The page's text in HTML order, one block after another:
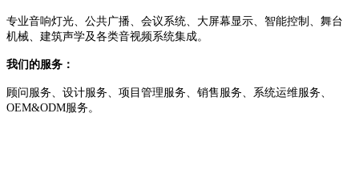
专业音响灯光、公共广播、会议系统、大屏幕显示、智能控制、舞台
机械、建筑声学及各类音视频系统集成。
我们的服务：
顾问服务、设计服务、项目管理服务、销售服务、系统运维服务、
OEM&ODM服务。